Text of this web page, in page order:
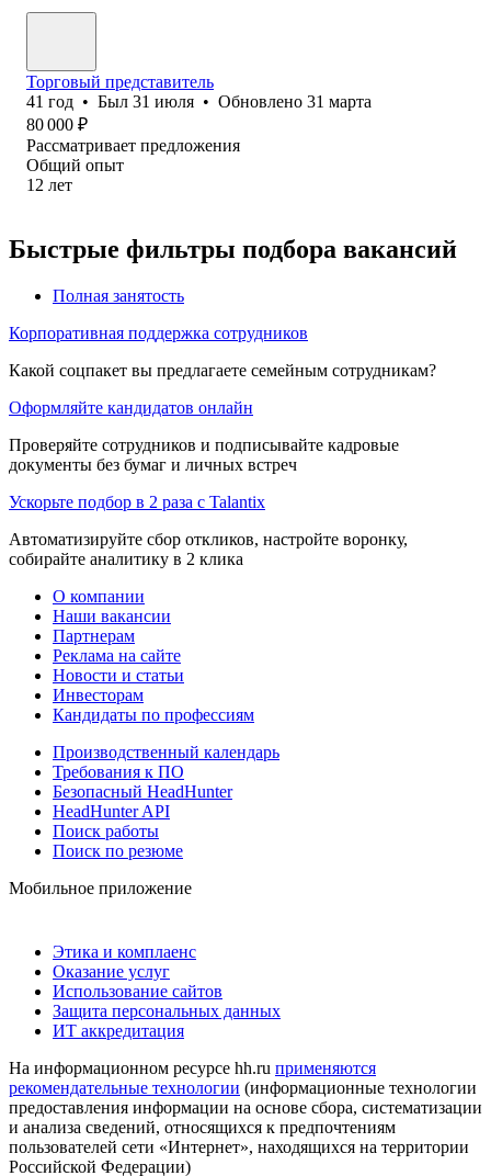
Торговый представитель
41 год • Был 31 июля • Обновлено 31 марта
80 000 ₽
Рассматривает предложения
Общий опыт
12 лет
Быстрые фильтры подбора вакансий
Полная занятость
Корпоративная поддержка сотрудников
Какой соцпакет вы предлагаете семейным сотрудникам?
Оформляйте кандидатов онлайн
Проверяйте сотрудников и подписывайте кадровые
документы без бумаг и личных встреч
Ускорьте подбор в 2 раза с Talantix
Автоматизируйте сбор откликов, настройте воронку,
собирайте аналитику в 2 клика
О компании
Наши вакансии
Партнерам
Реклама на сайте
Новости и статьи
Инвесторам
Кандидаты по профессиям
Производственный календарь
Требования к ПО
Безопасный HeadHunter
HeadHunter API
Поиск работы
Поиск по резюме
Мобильное приложение
Этика и комплаенс
Оказание услуг
Использование сайтов
Защита персональных данных
ИТ аккредитация
На информационном ресурсе hh.ru применяются
рекомендательные технологии (информационные технологии
предоставления информации на основе сбора, систематизации
и анализа сведений, относящихся к предпочтениям
пользователей сети «Интернет», находящихся на территории
Российской Федерации)